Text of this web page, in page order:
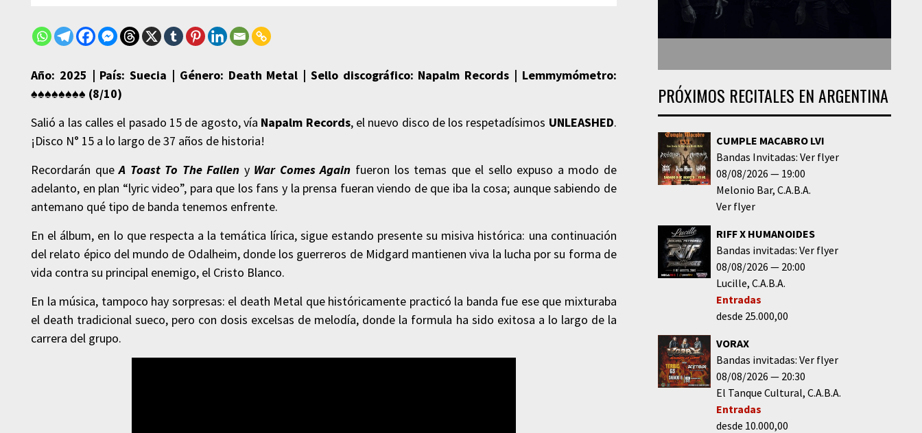
Año: 2025 | País: Suecia | Género: Death Metal | Sello discográfico: Napalm Records | Lemmymómetro:
♠♠♠♠♠♠♠♠ (8/10)
Salió a las calles el pasado 15 de agosto, vía Napalm Records, el nuevo disco de los respetadísimos UNLEASHED.
¡Disco N° 15 a lo largo de 37 años de historia!
Recordarán queA Toast To The Fallen yWar Comes Again fueron los temas que el sello expuso a modo de
adelanto, en plan “lyric video”, para que los fans y la prensa fueran viendo de que iba la cosa; aunque sabiendo de
antemano qué tipo de banda tenemos enfrente.
En el álbum, en lo que respecta a la temática lírica, sigue estando presente su misiva histórica: una continuación
del relato épico del mundo de Odalheim, donde los guerreros de Midgard mantienen viva la lucha por su forma de
vida contra su principal enemigo, el Cristo Blanco.
En la música, tampoco hay sorpresas: el death Metal que históricamente practicó la banda fue ese que mixturaba
el death tradicional sueco, pero con dosis excelsas de melodía, donde la formula ha sido exitosa a lo largo de la
carrera del grupo.
PRÓXIMOS RECITALES EN ARGENTINA
CUMPLE MACABRO LVI
Bandas Invitadas: Ver flyer
08/08/2026
19:00
Melonio Bar C.A.B.A.
Ver flyer
RIFF X HUMANOIDES
Bandas invitadas: Ver flyer
08/08/2026
20:00
Lucille C.A.B.A.
Entradas
desde 25.000,00
VORAX
Bandas invitadas: Ver flyer
08/08/2026
20:30
El Tanque Cultural C.A.B.A.
Entradas
desde 10.000,00